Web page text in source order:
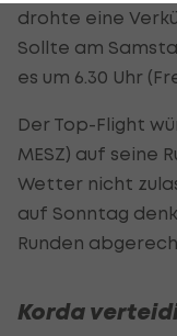
drohte eine
Sollte am
es um 6.30 Uhr
Der Top-Flight
MESZ) auf seine
Wetter nicht
auf Sonntag
Runden
Korda